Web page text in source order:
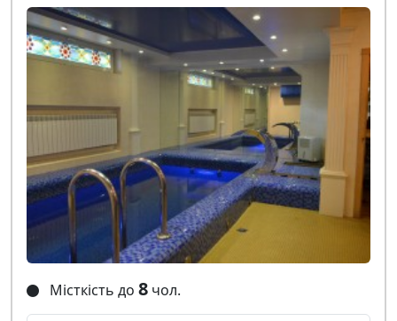
Місткість до 8 чол.